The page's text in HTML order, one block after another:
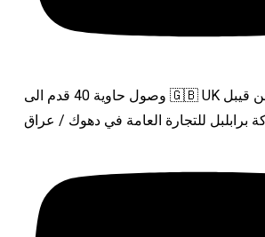
وصول حاوية 40 قدم الى 🇬🇧 UK ويلفرهامتن من قيبل
برابلبل للتجارة العامة في دهوك / عراق